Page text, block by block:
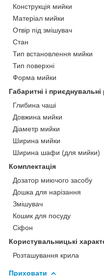
Конструкція мийки
Матеріал мийки
Отвір під змішувач
Стан
Тип встановлення мийки
Тип поверхні
Форма мийки
Габаритні і приєднувальні
Глибина чаші
Довжина мийки
Діаметр мийки
Ширина мийки
Ширина шафи (для мийки)
Комплектація
Дозатор миючого засобу
Дошка для нарізання
Змішувач
Кошик для посуду
Сіфон
Користувальницькі
Розташування крила
Приховати